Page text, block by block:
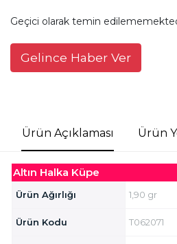
Geçici olarak temin
Gelince Haber Ver
Ürün Açıklaması Ürün
Altın Halka Küpe
Ürün Ağırlığı 1,90 gr
Ürün Kodu T062071